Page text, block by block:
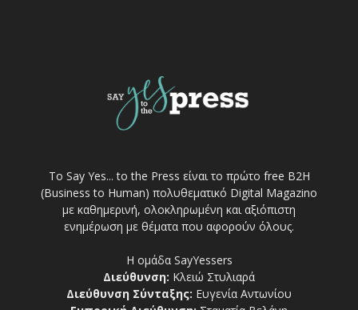
Το Say Yes... to the Press είναι το πρώτο free Β2Η
(Business to Human) πολυθεματικό Digital Magazino
με καθημερινή, ολοκληρωμένη και αξιόπιστη
ενημέρωση με θέματα που αφορούν όλους.
Η ομάδα SayYessers
Διεύθυνση: Κλειώ Στυλιαρά
Διεύθυνση Σύνταξης: Ευγενία Αντωνίου